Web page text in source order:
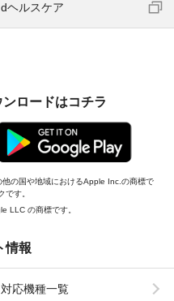
dヘルスケア
ロードはコチラ
の国や地域におけるApple Inc.の商標で
す。
LLC の商標です。
情報
対応機種一覧